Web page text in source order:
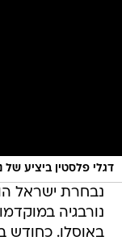
דגלי פלסטין ביציע של
נורבגיה